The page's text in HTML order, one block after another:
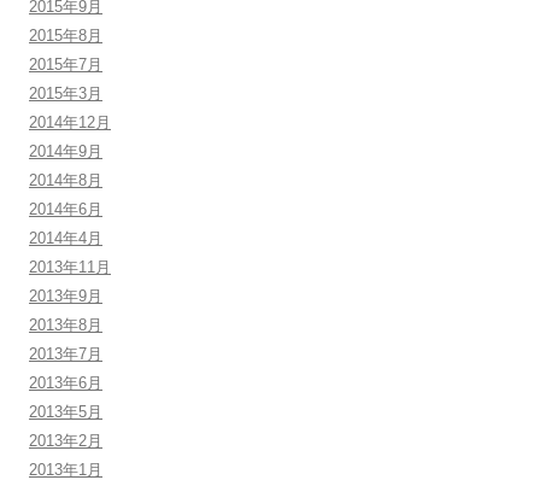
2015年9月
2015年8月
2015年7月
2015年3月
2014年12月
2014年9月
2014年8月
2014年6月
2014年4月
2013年11月
2013年9月
2013年8月
2013年7月
2013年6月
2013年5月
2013年2月
2013年1月